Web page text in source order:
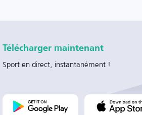
Télécharger maintenant
Sport en direct, instantanément !